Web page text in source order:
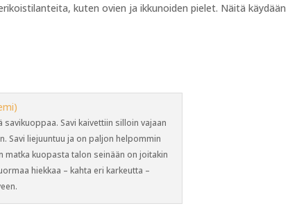
kuten ovien ja ikkunoiden pielet. Näitä käydään
Savi kaivettiin silloin vajaan
Savi liejuuntuu ja on paljon helpommin
matka kuopasta talon seinään on joitakin
hiekkaa – kahta eri karkeutta –